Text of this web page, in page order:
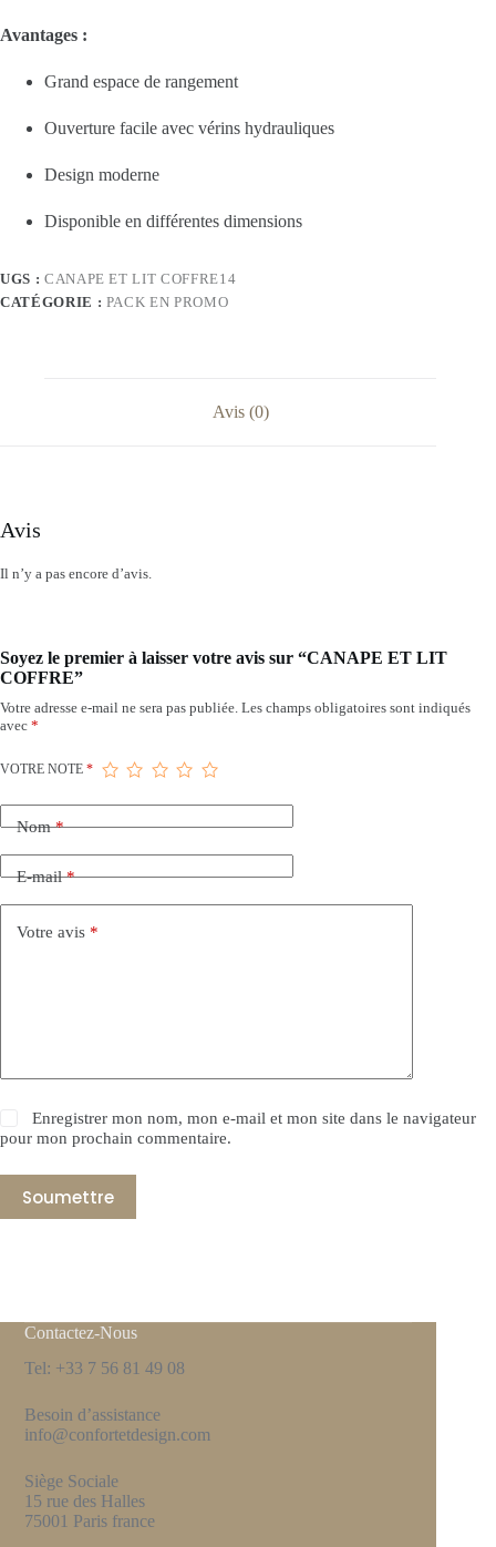
Avantages :
Grand espace de rangement
Ouverture facile avec vérins hydrauliques
Design moderne
Disponible en différentes dimensions
UGS : CANAPE ET LIT COFFRE14
CATÉGORIE : PACK EN PROMO
Avis (0)
Avis
Il n’y a pas encore d’avis.
Soyez le premier à laisser votre avis sur “CANAPE ET LIT
COFFRE”
Votre adresse e-mail ne sera pas publiée. Les champs obligatoires sont indiqués
avec *
VOTRE NOTE *
Nom*
E-mail*
Votre avis *
Enregistrer mon nom, mon e-mail et mon site dans le navigateur
pour mon prochain commentaire.
Soumettre
Contactez-Nous
Tel: +33 7 56 81 49 08
Besoin d’assistance
info@confortetdesign.com
Siège Sociale
15 rue des Halles
75001 Paris france